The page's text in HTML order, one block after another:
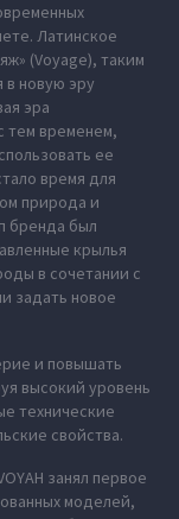
Латинское
(Voyage), таким
в новую эру
эра
тем временем,
ее
время для
природа и
бренда был
крылья
в сочетании с
задать новое
и повышать
высокий уровень
технические
свойства.
занял первое
моделей,